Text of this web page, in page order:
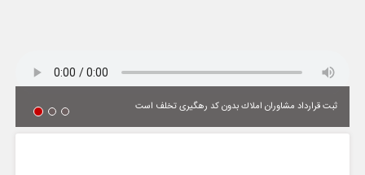
ثبت قرارداد مشاوران املاك بدون كد رهگیری تخلف است